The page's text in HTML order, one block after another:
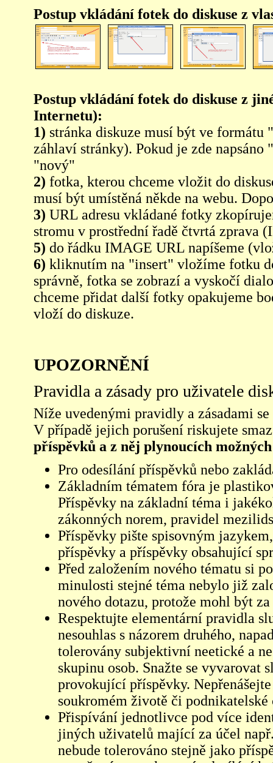
Postup vkládání fotek do diskuse z
Postup vkládání fotek do diskuse z
Internetu):
1) stránka diskuze musí být ve
záhlaví stránky). Pokud je zde
"nový"
2) fotka, kterou chceme vložit do
musí být umístěná někde na webu.
3) URL adresu vkládané fotky
stromu v prostřední řadě čtvrtá zprava
5) do řádku IMAGE URL napíšeme
6) kliknutím na "insert" vložíme fotku
správně, fotka se zobrazí a vyskočí
chceme přidat další fotky opakujeme
vloží do diskuze.
UPOZORNĚNÍ
Pravidla a zásady pro uživatele
Níže uvedenými pravidly a zásadami
V případě jejich porušení riskujete
příspěvků a z něj plynoucích
Pro odesílání příspěvků nebo
Základním tématem fóra je
Příspěvky na základní téma i
zákonných norem, pravidel
Příspěvky pište spisovným
příspěvky a příspěvky obsahující
Před založením nového tématu si
minulosti stejné téma nebylo již
nového dotazu, protože mohl být
Respektujte elementární pravidla
nesouhlas s názorem druhého,
tolerovány subjektivní neetické a
skupinu osob. Snažte se vyvarovat
provokující příspěvky.
soukromém životě či podnikatelské
Přispívání jednotlivce pod více
jiných uživatelů mající za účel
nebude tolerováno stejně jako